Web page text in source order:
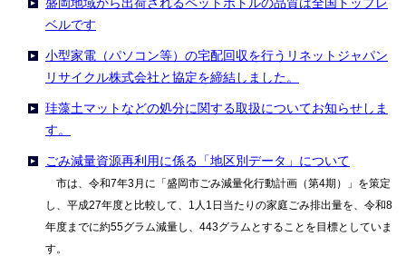
盛岡地域から出荷されるペットボトルの品質は全国トップレ
ベルです
小型家電（パソコン等）の宅配回収を行うリネットジャパン
リサイクル株式会社と協定を締結しました。
珪藻土マットなどの処分に関する取扱についてお知らせしま
す。
ごみ減量資源再利用に係る「地区別データ」について
市は、令和7年3月に「盛岡市ごみ減量化行動計画（第4期）」を策定
し、平成27年度と比較して、1人1日当たりの家庭ごみ排出量を、令和8
年度までに約55グラム減量し、443グラムとすることを目標としていま
す。